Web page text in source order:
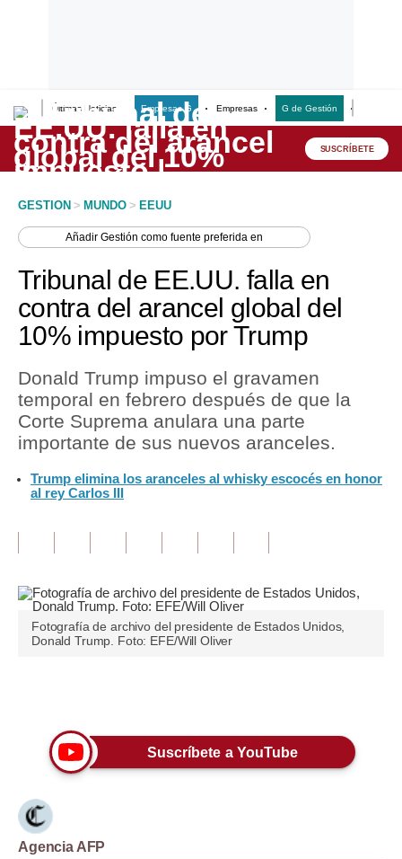
Últimas Noticias Empresas G Empresas G de Gestión
Lo último
Peru Quiosco
Economía
Mercados
Política
Tu Dinero
Finanzas Personales
Editorial
Pregunta de hoy
Lujo
Moda
SUSCRÍBETE
GESTION > MUNDO > EEUU
AñadirGestión como fuente preferida en
Tribunal de EE.UU. falla en
contra del arancel global del
10% impuesto por Trump
Donald Trump impuso el gravamen
temporal en febrero después de que la
Corte Suprema anulara una parte
importante de sus nuevos aranceles.
Trump elimina los aranceles al whisky escocés en honor
al rey Carlos III
Fotografía de archivo del presidente de Estados Unidos,
Donald Trump. Foto: EFE/Will Oliver
Suscríbete a YouTube
Agencia AFP